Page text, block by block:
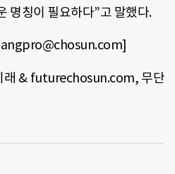
명칭이 필요하다”고 말했다.
& futurechosun.com, 무단